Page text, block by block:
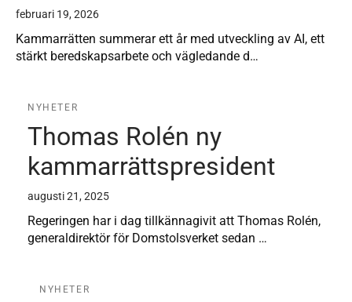
februari 19, 2026
Kammarrätten summerar ett år med utveckling av AI, ett
stärkt beredskapsarbete och vägledande d…
NYHETER
Thomas Rolén ny
kammarrättspresident
augusti 21, 2025
Regeringen har i dag tillkännagivit att Thomas Rolén,
generaldirektör för Domstolsverket sedan …
NYHETER